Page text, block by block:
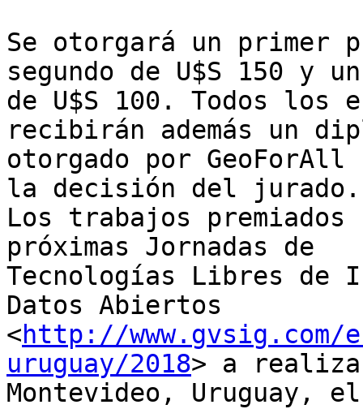
Se otorgará un primer
segundo de U$S 150 y
de U$S 100. Todos los
recibirán además un
otorgado por
la decisión del jurado.
Los trabajos
próximas Jornadas de
Tecnologías Libres de
Datos Abiertos
<http://www.gvsig.com/
uruguay/2018> a
Montevideo, Uruguay,